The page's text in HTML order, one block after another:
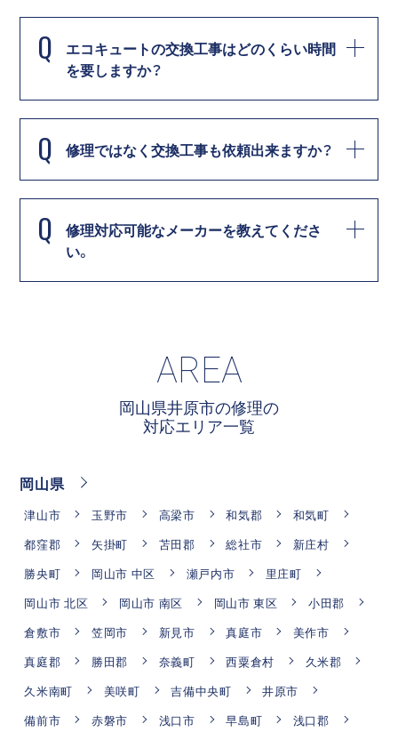
Q
エコキュートの交換工事はどのくらい時間
を要しますか？
Q 修理ではなく交換工事も依頼出来ますか？
Q
修理対応可能なメーカーを教えてくださ
い。
AREA
岡山県井原市の修理の
対応エリア一覧
岡山県
津山市 玉野市 高梁市 和気郡
和気町
都窪郡
矢掛町 苫田郡 総社市
新庄村
勝央町
岡山市 中区 瀬戸内市
里庄町
岡山市 北区
岡山市 南区 岡山市 東区
小田郡
倉敷市
笠岡市 新見市 真庭市
美作市
真庭郡
勝田郡 奈義町 西粟倉村
久米郡
久米南町
美咲町 吉備中央町
井原市
備前市
赤磐市 浅口市 早島町
浅口郡